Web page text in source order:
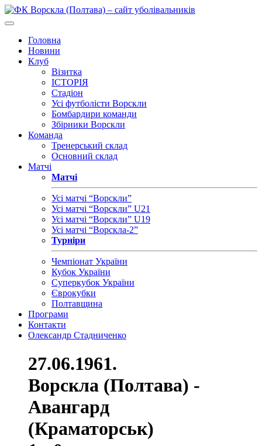
Головна
Новини
Клуб
Візитка
ІСТОРІЯ
Стадіон
Усі футболісти Ворскли
Бомбардири команди
Збірники Ворскли
Команда
Тренерський склад
Основний склад
Матчі
Матчі
Усі матчі “Ворскли”
Усі матчі “Ворскли” U21
Усі матчі “Ворскли” U19
Усі матчі “Ворскла-2”
Турніри
Чемпіонат України
Кубок України
Суперкубок України
Єврокубки
Полтавщина
Програми
Контакти
Олександр Стадниченко
27.06.1961.
Ворскла (Полтава) -
Авангард
(Краматорськ)